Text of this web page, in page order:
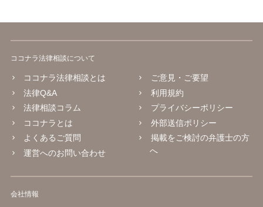
ココナラ法律相談について
ココナラ法律相談とは
法律Q&A
法律相談コラム
ココナラとは
よくあるご質問
運営へのお問い合わせ
ご意見・ご要望
利用規約
プライバシーポリシー
外部送信ポリシー
掲載をご検討の弁護士の方
へ
会社情報